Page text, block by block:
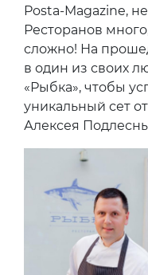
Posta-Magazine,
Ресторанов
сложно! На
в один из своих
«Рыбка», чтобы
уникальный сет
Алексея